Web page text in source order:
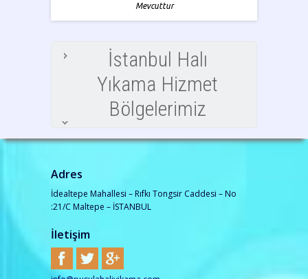
Mevcuttur
İstanbul Halı
Yıkama Hizmet
Bölgelerimiz
Adres
İdealtepe Mahallesi – Rıfkı Tongsir Caddesi – No
:21/C Maltepe – İSTANBUL
İletişim